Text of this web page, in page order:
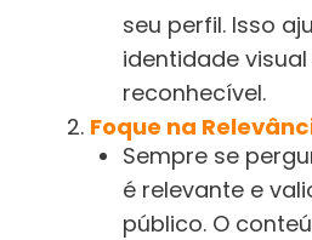
seu perfil. Isso
identidade
reconhecível.
Foque na
Sempre se
é relevante e
público. O